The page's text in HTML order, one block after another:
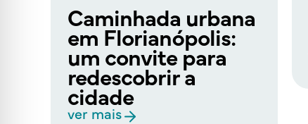
Caminhada urbana
em Florianópolis:
um convite para
redescobrir a
cidade
ver mais